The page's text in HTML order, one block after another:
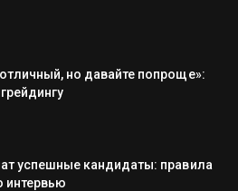
но давайте попроще»:
успешные кандидаты: правила
интервью